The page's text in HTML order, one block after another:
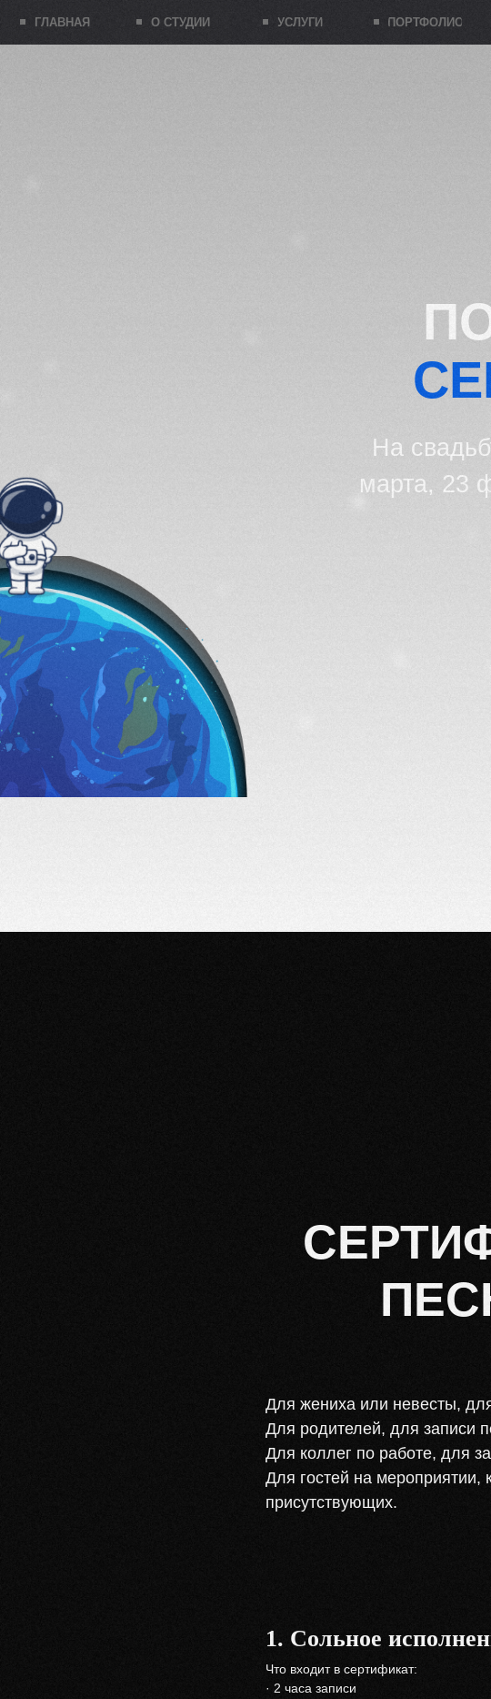
ГЛАВНАЯ О СТУДИИ УСЛУГИ ПОРТФОЛИО
На свадьбу,
марта, 23
Для жениха или невесты,
Для родителей, для записи
Для коллег по работе, для
Для гостей на мероприятии,
присутствующих.
1. Сольное
Что входит в сертификат:
· 2 часа записи